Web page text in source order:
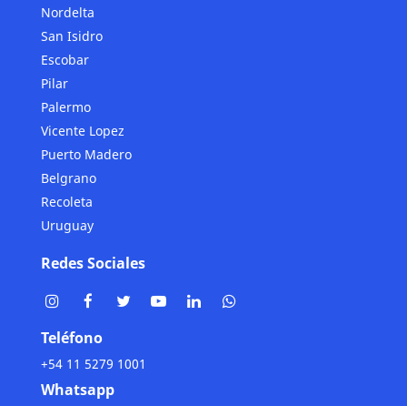
Nordelta
San Isidro
Escobar
Pilar
Palermo
Vicente Lopez
Puerto Madero
Belgrano
Recoleta
Uruguay
Redes Sociales
Teléfono
+54 11 5279 1001
Whatsapp